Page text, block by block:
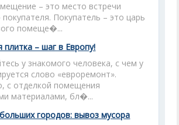
– это место встречи
покупателя. Покупатель – это царь
помеще�...
плитка – шаг в Европу!
у знакомого человека, с чем у
слово «евроремонт».
с отделкой помещения
материалами, бл�...
городов: вывоз мусора